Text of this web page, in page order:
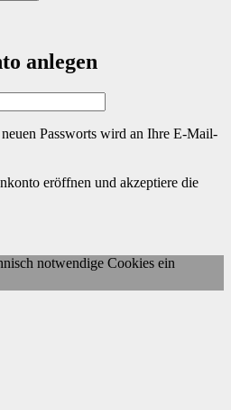
anlegen
Passworts wird an Ihre E-Mail-
eröffnen und akzeptiere die
notwendige Cookies ein